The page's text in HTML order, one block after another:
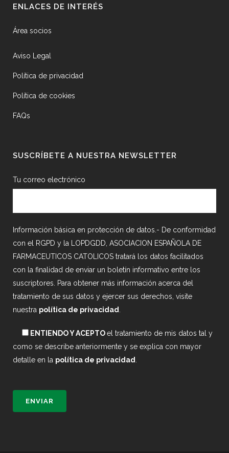
ENLACES DE INTERÉS
Área socios
Aviso Legal
Política de privacidad
Política de cookies
FAQs
SUSCRÍBETE A NUESTRA NEWSLETTER
Tu correo electrónico
Información básica en protección de datos.- De conformidad
con el RGPD y la LOPDGDD, ASOCIACION ESPAÑOLA DE
FARMACEUTICOS CATOLICOS tratará los datos facilitados
con la finalidad de enviar un boletín informativo entre los
suscriptores. Para obtener más información acerca del
tratamiento de sus datos y ejercer sus derechos, visite
nuestra política de privacidad
ENTIENDO Y ACEPTOel tratamiento de mis datos tal y
como se describe anteriormente y se explica con mayor
detalle en la política de privacidad